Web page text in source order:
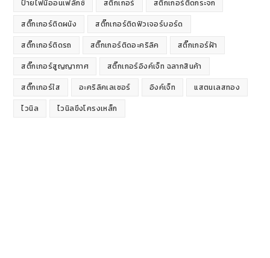
ป้ายไฟนีออนเฟล็กซ์
สติ๊กเกอร์
สติ๊กเกอร์ติดกระจก
สติ๊กเกอร์ติดผนัง
สติ๊กเกอร์ติดฟิวเจอร์บอร์ด
สติ๊กเกอร์ติดรถ
สติ๊กเกอร์ติดอะคริลิค
สติ๊กเกอร์ฝ้า
สติ๊กเกอร์สูญญากาศ
สติ๊กเกอร์อิงค์เจ็ท ฉลากสินค้า
สติ๊กเกอร์ใส
อะคริลิคเลเซอร์ อิงค์เจ็ท
แสตนเลสทอง
ไวนิล
ไวนิลขึงโครงเหล็ก